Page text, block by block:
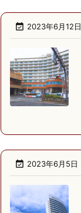
 2023年6月12日
 2023年6月5日